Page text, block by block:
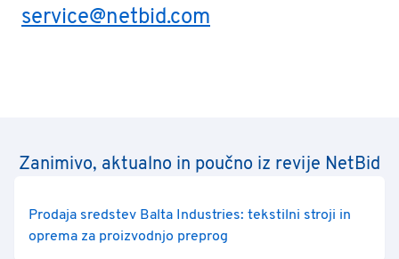
service@netbid.com
Zanimivo, aktualno in poučno iz revije NetBid
Prodaja sredstev Balta Industries: tekstilni stroji in
oprema za proizvodnjo preprog